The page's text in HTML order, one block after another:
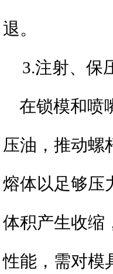
退。
3.注射、保
在锁模和喷
压油，推动螺
熔体以足够压
体积产生收缩
性能，需对模